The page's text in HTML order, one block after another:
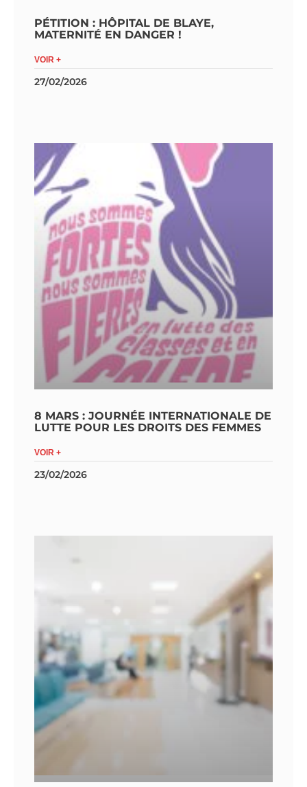
PÉTITION : HÔPITAL DE BLAYE,
MATERNITÉ EN DANGER !
VOIR +
27/02/2026
8 MARS : JOURNÉE INTERNATIONALE DE
LUTTE POUR LES DROITS DES FEMMES
VOIR +
23/02/2026